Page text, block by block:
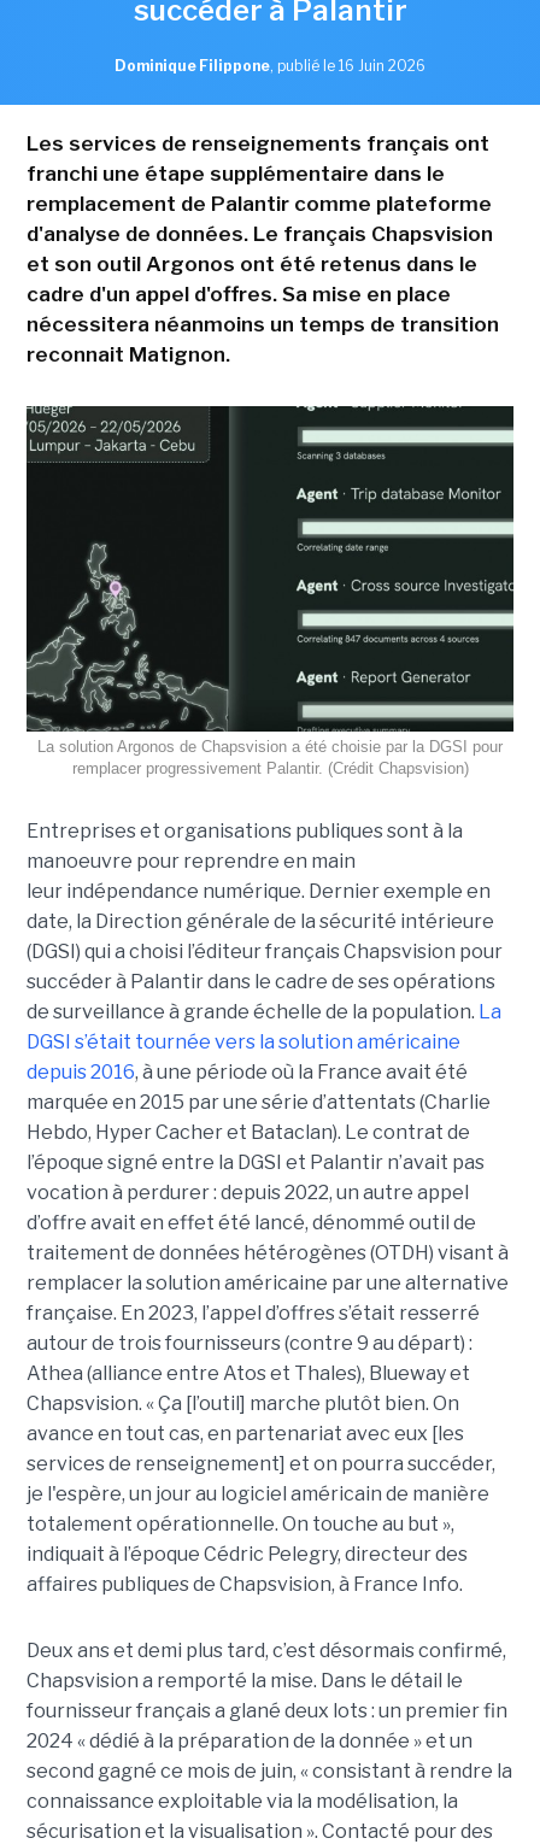
succéder à Palantir
Dominique Filippone, publié le 16 Juin 2026
Les services de renseignements français ont
franchi une étape supplémentaire dans le
remplacement de Palantir comme plateforme
d'analyse de données. Le français Chapsvision
et son outil Argonos ont été retenus dans le
cadre d'un appel d'offres. Sa mise en place
nécessitera néanmoins un temps de transition
reconnait Matignon.
La solution Argonos de Chapsvision a été choisie par la DGSI pour
remplacer progressivement Palantir. (Crédit Chapsvision)
Entreprises et organisations publiques sont à la
manoeuvre pour reprendre en main
leur indépendance numérique. Dernier exemple en
date, la Direction générale de la sécurité intérieure
(DGSI) qui a choisi l’éditeur français Chapsvision pour
succéder à Palantir dans le cadre de ses opérations
de surveillance à grande échelle de la population. La
DGSI s’était tournée vers la solution américaine
depuis 2016, à une période où la France avait été
marquée en 2015 par une série d’attentats (Charlie
Hebdo, Hyper Cacher et Bataclan). Le contrat de
l’époque signé entre la DGSI et Palantir n’avait pas
vocation à perdurer : depuis 2022, un autre appel
d’offre avait en effet été lancé, dénommé outil de
traitement de données hétérogènes (OTDH) visant à
remplacer la solution américaine par une alternative
française. En 2023, l’appel d’offres s’était resserré
autour de trois fournisseurs (contre 9 au départ) :
Athea (alliance entre Atos et Thales), Blueway et
Chapsvision. « Ça [l’outil] marche plutôt bien. On
avance en tout cas, en partenariat avec eux [les
services de renseignement] et on pourra succéder,
je l'espère, un jour au logiciel américain de manière
totalement opérationnelle. On touche au but »,
indiquait à l’époque Cédric Pelegry, directeur des
affaires publiques de Chapsvision, à France Info.
Deux ans et demi plus tard, c’est désormais confirmé,
Chapsvision a remporté la mise. Dans le détail le
fournisseur français a glané deux lots : un premier fin
2024 « dédié à la préparation de la donnée » et un
second gagné ce mois de juin, « consistant à rendre la
connaissance exploitable via la modélisation, la
sécurisation et la visualisation ». Contacté pour des